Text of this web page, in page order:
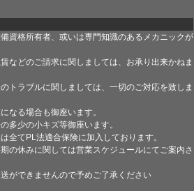
資格所有者、或いは専門知識のあるメカニックが
などのご請求に関しましては、お承り出来かねま
トラブルに関しましては、一切のご対応を致しま
なる場合も御座います。
多少の小キズ等御座います。
全てPL法適合保険に加入しております。
の休みに関しては営業スケジュールにてご案内さ
ができませんので予めご了承ください